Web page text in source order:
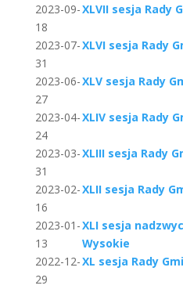
2023-09-
18
XLVII sesja Rady
2023-07-
31
XLVI sesja Rady
2023-06-
27
XLV sesja Rady
2023-04-
24
XLIV sesja Rady
2023-03-
31
XLIII sesja Rady
2023-02-
16
XLII sesja Rady
2023-01-
13
XLI sesja
Wysokie
2022-12-
29
XL sesja Rady